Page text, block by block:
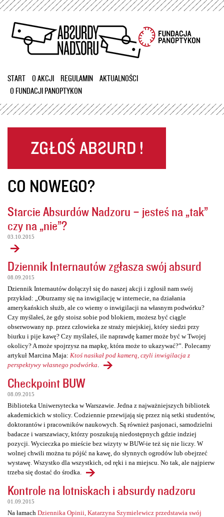
Przejdź
treści
START O AKCJI REGULAMIN
AKTUALNOŚCI
O FUNDACJI PANOPTYKON
CO NOWEGO?
Starcie Absurdów Nadzoru – jesteś na „tak”
czy na „nie”?
03.10.2015
Dziennik Internautów zgłasza swój absurd
08.09.2015
Dziennik Internautów dołączył się do naszej akcji i zgłosił nam swój
przykład: „Oburzamy się na inwigilację w internecie, na działania
amerykańskich służb, ale co wiemy o inwigilacji na własnym podwórku?
Czy myślałeś, że gdy stoisz sobie pod blokiem, możesz być ciągle
obserwowany np. przez człowieka ze straży miejskiej, który siedzi przy
biurku i pije kawę? Czy myślałeś, ile naprawdę kamer może być w Twojej
okolicy? A może spojrzysz na mapkę, która może to ukazywać?”. Polecamy
artykuł Marcina Maja: Ktoś nasikał pod kamerą, czyli inwigilacja z
perspektywy własnego podwórka
Checkpoint BUW
08.09.2015
Biblioteka Uniwersytecka w Warszawie. Jedna z najważniejszych bibliotek
akademickich w stolicy. Codziennie przewijają się przez nią setki studentów,
doktorantów i pracowników naukowych. Są również pasjonaci, samodzielni
badacze i warszawiacy, którzy poszukują niedostępnych gdzie indziej
pozycji. Wycieczka po mieście bez wizyty w BUW-ie też się nie liczy. W
wolnej chwili można tu pójść na kawę, do słynnych ogrodów lub obejrzeć
wystawę. Wszystko dla wszystkich, od ręki i na miejscu. No tak, ale najpierw
trzeba się dostać do środka.
Kontrole na lotniskach i absurdy nadzoru
01.09.2015
Na łamach Dziennika Opinii, Katarzyna Szymielewicz przedstawia swój